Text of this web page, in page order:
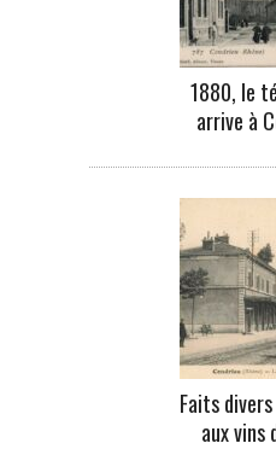
1880, le
arrive à
Faits
aux vins